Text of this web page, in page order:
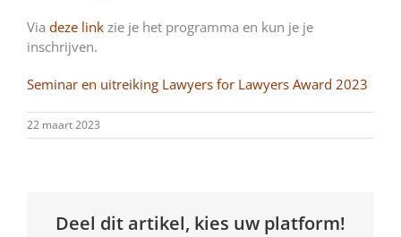
Via deze link zie je het programma en kun je je
inschrijven.
Seminar en uitreiking Lawyers for Lawyers Award 2023
22 maart 2023
Deel dit artikel, kies uw platform!